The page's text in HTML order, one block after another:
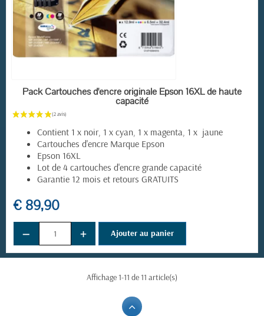
EN STOCK
Pack Cartouches d'encre originale Epson 16XL de haute
capacité
Contient 1 x noir, 1 x cyan, 1 x magenta, 1 x jaune
Cartouches d'encre Marque Epson
Epson 16XL
Lot de 4 cartouches d'encre grande capacité
Garantie 12 mois et retours GRATUITS
€ 89,90
− + Ajouter au panier
Affichage 1-11 de 11 article(s)